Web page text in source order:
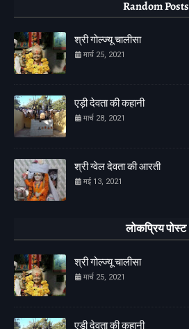
Random Posts
श्री गोल्ज्यू चालीसा
मार्च 25, 2021
एड़ी देवता की कहानी
मार्च 28, 2021
श्री ग्वेल देवता की आरती
मई 13, 2021
लोकप्रिय पोस्ट
श्री गोल्ज्यू चालीसा
मार्च 25, 2021
एड़ी देवता की कहानी